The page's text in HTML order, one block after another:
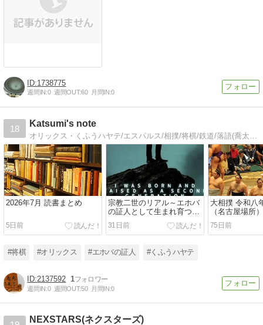
1738775
週間IN:0 週間OUT:60 月間IN:0
18
Katsumi's note
2026年7月 読書まとめ
5日前
宗教二世のリアル～エホバ
の証人として生まれ育つと
いうこと～刊行にあたっ
て。
31日前
大相撲 令和八
（名古屋場所
番付予想
75日前
#将棋 #オリックス #エホバの証人 #くふうハヤテ
2137592 1
週間IN:0 週間OUT:50 月間IN:0
NEXSTARS(ネクスターズ)